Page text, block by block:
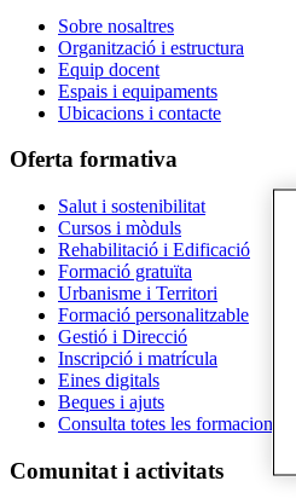
Sobre nosaltres
Organització i estructura
Equip docent
Espais i equipaments
Ubicacions i contacte
Oferta formativa
Salut i sostenibilitat
Cursos i mòduls
Rehabilitació i Edificació
Formació gratuïta
Urbanisme i Territori
Formació personalitzable
Gestió i Direcció
Inscripció i matrícula
Eines digitals
Beques i ajuts
Consulta totes les formacions
Comunitat i activitats